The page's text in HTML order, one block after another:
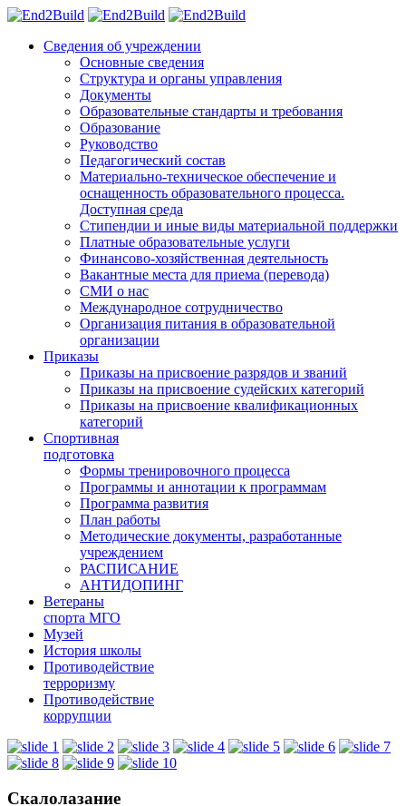
Сведения об учреждении
Основные сведения
Структура и органы управления
Документы
Образовательные стандарты и требования
Образование
Руководство
Педагогический состав
Материально-техническое обеспечение и
оснащенность образовательного процесса.
Доступная среда
Стипендии и иные виды материальной поддержки
Платные образовательные услуги
Финансово-хозяйственная деятельность
Вакантные места для приема (перевода)
СМИ о нас
Международное сотрудничество
Организация питания в образовательной
организации
Приказы
Приказы на присвоение разрядов и званий
Приказы на присвоение судейских категорий
Приказы на присвоение квалификационных
категорий
Спортивная
подготовка
Формы тренировочного процесса
Программы и аннотации к программам
Программа развития
План работы
Методические документы, разработанные
учреждением
РАСПИСАНИЕ
АНТИДОПИНГ
Ветераны
спорта МГО
Музей
История школы
Противодействие
терроризму
Противодействие
коррупции
Скалолазание